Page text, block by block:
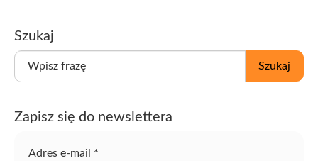
Szukaj
W
z
Szukaj
Zapisz się do newslettera
Adres e-mail *